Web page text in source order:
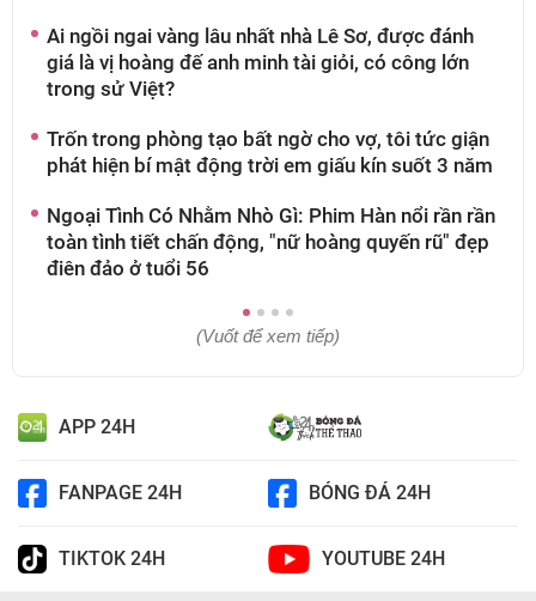
Ai ngồi ngai vàng lâu nhất nhà Lê Sơ, được đánh
giá là vị hoàng đế anh minh tài giỏi, có công lớn
trong sử Việt?
Trốn trong phòng tạo bất ngờ cho vợ, tôi tức giận
phát hiện bí mật động trời em giấu kín suốt 3 năm
Ngoại Tình Có Nhằm Nhò Gì: Phim Hàn nổi rần rần
toàn tình tiết chấn động, "nữ hoàng quyến rũ" đẹp
điên đảo ở tuổi 56
(Vuốt để xem tiếp)
APP 24H
FANPAGE 24H BÓNG ĐÁ 24H
TIKTOK 24H YOUTUBE 24H